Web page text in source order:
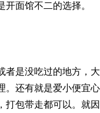
面馆不二的选择。
者是没吃过的地方，
。还有就是爱小便宜
打包带走都可以。就